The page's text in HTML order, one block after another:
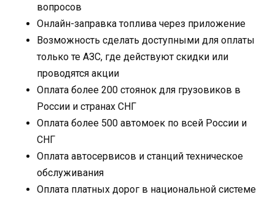
вопросов
Онлайн-заправка топлива через приложение
Возможность сделать доступными для оплаты
только те АЗС, где действуют скидки или
проводятся акции
Оплата более 200 стоянок для грузовиков в
России и странах СНГ
Оплата более 500 автомоек по всей России и
СНГ
Оплата автосервисов и станций техническое
обслуживания
Оплата платных дорог в национальной системе